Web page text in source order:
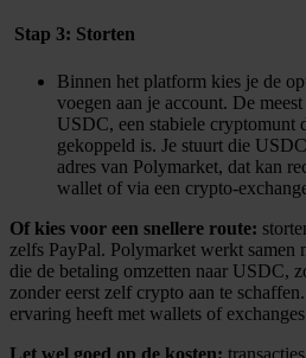
​ Stap 3: Storten
Binnen het platform kies je de
voegen aan je account. De
USDC, een stabiele cryptomunt
gekoppeld is. Je stuurt die
adres van Polymarket, dat kan
wallet of via een crypto-
Of kies voor een snellere route:
zelfs PayPal. Polymarket werkt samen
die de betaling omzetten naar USDC,
zonder eerst zelf crypto aan te
ervaring heeft met wallets of
Let wel goed op de kosten: